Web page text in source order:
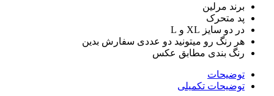
برند مرلین
پد متحرک
در دو سایز XL و L
هر رنگ رو میتونید دو عددی سفارش بدین
رنگ بندی مطابق عکس
توضیحات
توضیحات تکمیلی